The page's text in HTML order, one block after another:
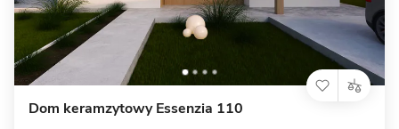
Dom keramzytowy Essenzia 110